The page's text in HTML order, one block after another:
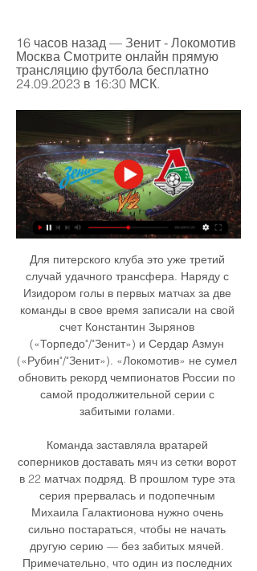
16 часов назад — Зенит - Локомотив
Москва Смотрите онлайн прямую
трансляцию футбола бесплатно
24.09.2023 в 16:30 МСК.
Для питерского клуба это уже третий
случай удачного трансфера. Наряду с
Изидором голы в первых матчах за две
команды в свое время записали на свой
счет Константин Зырянов
(«Торпедо"/"Зенит») и Сердар Азмун
(«Рубин"/"Зенит»). «Локомотив» не сумел
обновить рекорд чемпионатов России по
самой продолжительной серии с
забитыми голами.
Команда заставляла вратарей
соперников доставать мяч из сетки ворот
в 22 матчах подряд. В прошлом туре эта
серия прервалась и подопечным
Михаила Галактионова нужно очень
сильно постараться, чтобы не начать
другую серию — без забитых мячей.
Примечательно, что один из последних